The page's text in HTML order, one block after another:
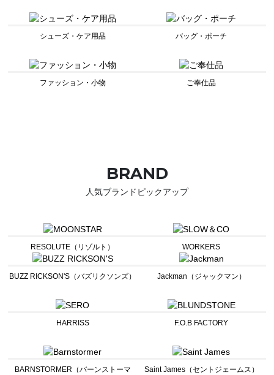
シューズ・ケア用品 バッグ・ポーチ
ファッション・小物 ご奉仕品
BRAND
人気ブランドピックアップ
RESOLUTE（リゾルト） WORKERS
BUZZ RICKSON'S（バズリクソンズ） Jackman（ジャックマン）
HARRISS F.O.B FACTORY
BARNSTORMER（バーンストーマ
Saint James（セントジェームス）